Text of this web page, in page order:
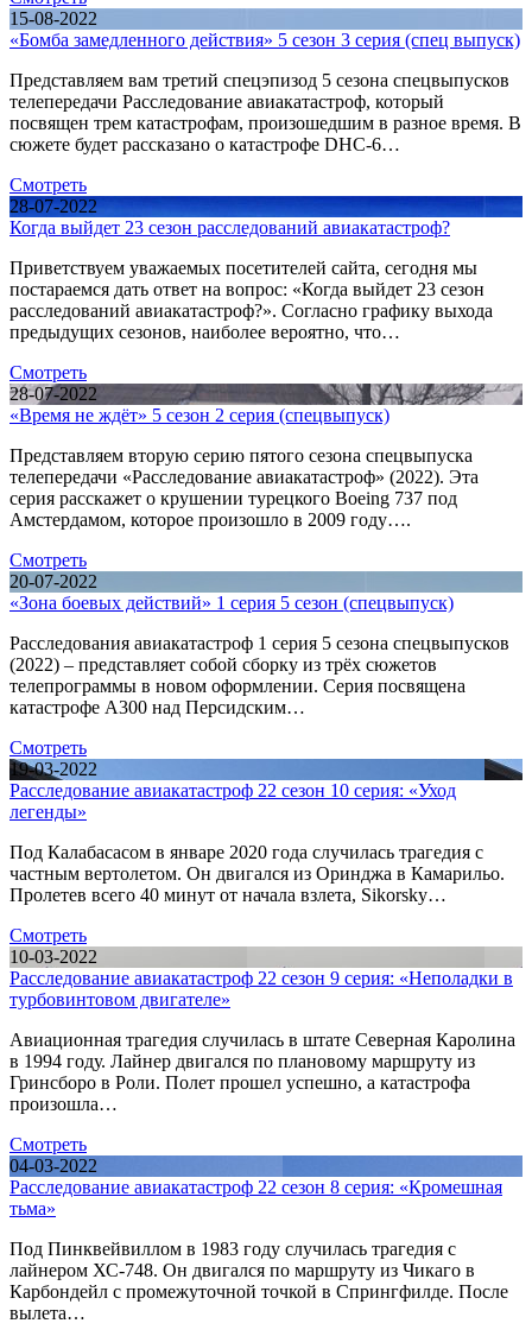
15-08-2022
«Бомба замедленного действия» 5 сезон 3 серия (спец выпуск)
Представляем вам третий спецэпизод 5 сезона спецвыпусков
телепередачи Расследование авиакатастроф, который
посвящен трем катастрофам, произошедшим в разное время. В
сюжете будет рассказано о катастрофе DHC-6…
Смотреть
28-07-2022
Когда выйдет 23 сезон расследований авиакатастроф?
Приветствуем уважаемых посетителей сайта, сегодня мы
постараемся дать ответ на вопрос: «Когда выйдет 23 сезон
расследований авиакатастроф?». Согласно графику выхода
предыдущих сезонов, наиболее вероятно, что…
Смотреть
28-07-2022
«Время не ждёт» 5 сезон 2 серия (спецвыпуск)
Представляем вторую серию пятого сезона спецвыпуска
телепередачи «Расследование авиакатастроф» (2022). Эта
серия расскажет о крушении турецкого Boeing 737 под
Амстердамом, которое произошло в 2009 году….
Смотреть
20-07-2022
«Зона боевых действий» 1 серия 5 сезон (спецвыпуск)
Расследования авиакатастроф 1 серия 5 сезона спецвыпусков
(2022) – представляет собой сборку из трёх сюжетов
телепрограммы в новом оформлении. Серия посвящена
катастрофе A300 над Персидским…
Смотреть
19-03-2022
Расследование авиакатастроф 22 сезон 10 серия: «Уход
легенды»
Под Калабасасом в январе 2020 года случилась трагедия с
частным вертолетом. Он двигался из Оринджа в Камарильо.
Пролетев всего 40 минут от начала взлета, Sikorsky…
Смотреть
10-03-2022
Расследование авиакатастроф 22 сезон 9 серия: «Неполадки в
турбовинтовом двигателе»
Авиационная трагедия случилась в штате Северная Каролина
в 1994 году. Лайнер двигался по плановому маршруту из
Гринсборо в Роли. Полет прошел успешно, а катастрофа
произошла…
Смотреть
04-03-2022
Расследование авиакатастроф 22 сезон 8 серия: «Кромешная
тьма»
Под Пинквейвиллом в 1983 году случилась трагедия с
лайнером ХС-748. Он двигался по маршруту из Чикаго в
Карбондейл с промежуточной точкой в Спрингфилде. После
вылета…